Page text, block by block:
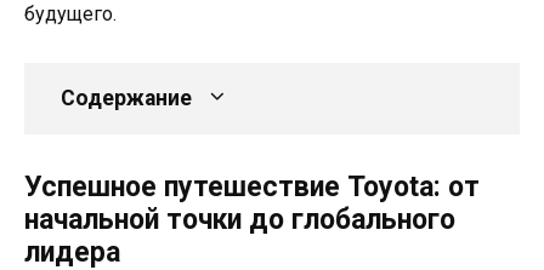
будущего.
Содержание
Успешное путешествие Toyota: от
начальной точки до глобального
лидера